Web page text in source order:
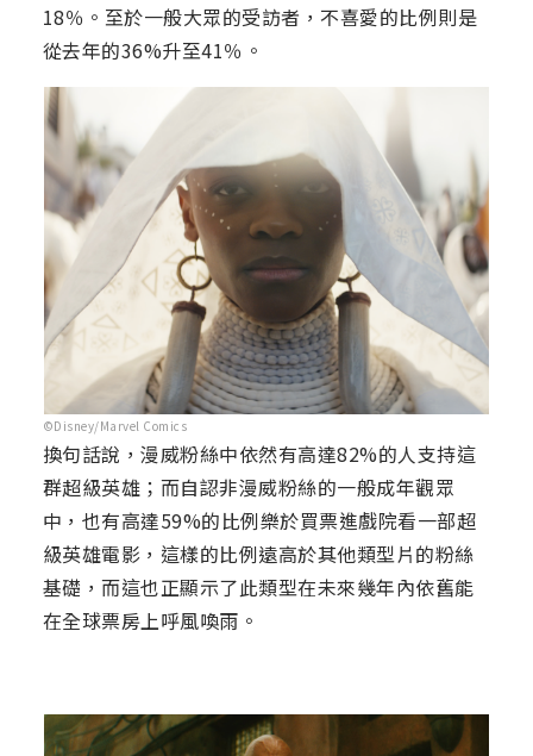
18％。至於一般大眾的受訪者，不喜愛的比例則是
從去年的36%升至41％。
©Disney/Marvel Comics
換句話說，漫威粉絲中依然有高達82%的人支持這
群超級英雄；而自認非漫威粉絲的一般成年觀眾
中，也有高達59%的比例樂於買票進戲院看一部超
級英雄電影，這樣的比例遠高於其他類型片的粉絲
基礎，而這也正顯示了此類型在未來幾年內依舊能
在全球票房上呼風喚雨。